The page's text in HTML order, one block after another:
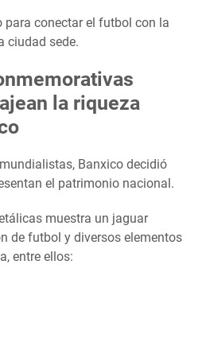
para conectar el futbol con la
ciudad sede.
la riqueza
Banxico decidió
el patrimonio nacional.
muestra un jaguar
de futbol y diversos elementos
entre ellos: